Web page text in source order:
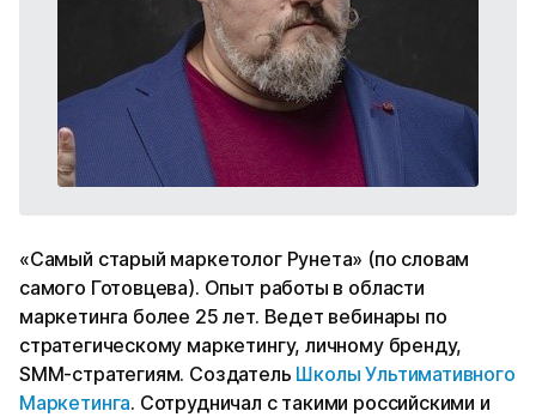
«Самый старый маркетолог Рунета» (по словам
самого Готовцева). Опыт работы в области
маркетинга более 25 лет. Ведет вебинары по
стратегическому маркетингу, личному бренду,
SMM-стратегиям. Создатель Школы Ультимативного
Маркетинга. Сотрудничал с такими российскими и